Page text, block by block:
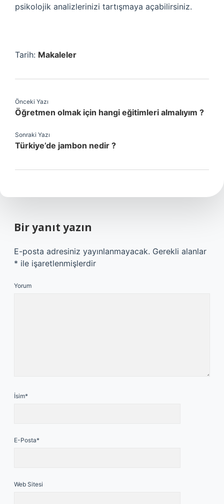
psikolojik analizlerinizi tartışmaya açabilirsiniz.
Tarih: Makaleler
Önceki Yazı
Öğretmen olmak için hangi eğitimleri almalıyım ?
Sonraki Yazı
Türkiye’de jambon nedir ?
Bir yanıt yazın
E-posta adresiniz yayınlanmayacak. Gerekli alanlar
* ile işaretlenmişlerdir
Yorum
İsim*
E-Posta*
Web Sitesi